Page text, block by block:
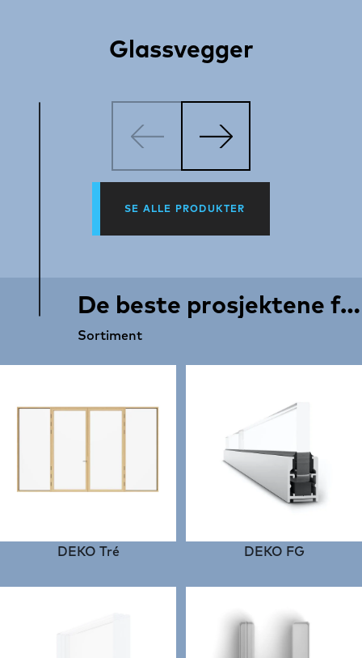
Glassvegger
SE ALLE PRODUKTER
De beste prosjektene fortjener de beste produktene
Sortiment
DEKO Tré DEKO FG